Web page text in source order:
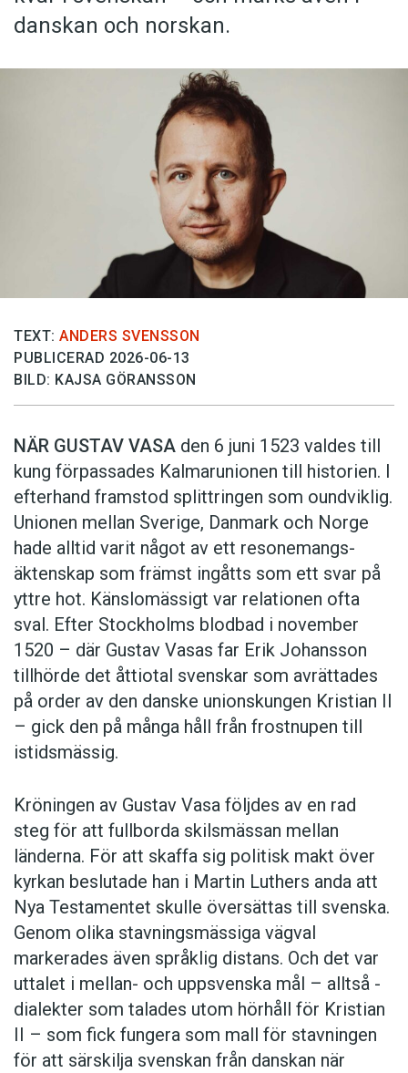
danskan och norskan.
TEXT: ANDERS SVENSSON
PUBLICERAD 2026-06-13
BILD: KAJSA GÖRANSSON
NÄR GUSTAV VASA den 6 juni 1523 ­valdes till
kung förpassades Kalmar­unionen till historien. I
efterhand framstod splittringen som ound­viklig.
­Unionen ­mellan Sverige, Danmark och ­Norge
hade alltid varit något av ett resonemangs­
äkten­skap som främst ingåtts som ett svar på
yttre hot. ­Känslomässigt var rela­tionen ofta
sval. Efter Stockholms blodbad i novem­ber
1520 – där Gustav ­Vasas far Erik ­Johans­son
tillhörde det åttiotal svenskar som avrättades
på order av den danske unionskungen Kristian II
– gick den på många håll från frostnupen till
istidsmässig.
Kröningen av Gustav Vasa följdes av en rad
steg för att fullborda skilsmässan mellan
länderna. För att skaffa sig politisk makt över
kyrkan beslutade han i Martin Luthers anda att
Nya Testamentet skulle översättas till svenska.
Genom olika stavningsmässiga vägval
markerades även språklig distans. Och det var
uttalet i mellan- och uppsvenska mål – alltså ­
dialekter som talades utom hörhåll för Kristian
II – som fick fungera som mall för stavningen
för att särskilja svenskan från danskan när